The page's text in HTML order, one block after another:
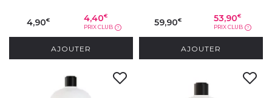
4,90€ 4,40€
PRIX CLUB ?
AJOUTER
59,90€ 53,90€
PRIX CLUB ?
AJOUTER